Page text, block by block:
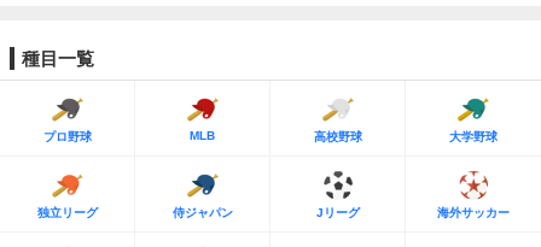
種目一覧
プロ野球 MLB 高校野球 大学野球
独立リーグ 侍ジャパン Jリーグ 海外サッカー